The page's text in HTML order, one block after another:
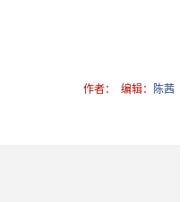
作者： 编辑： 陈茜